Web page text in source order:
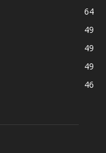
64
49
49
49
46